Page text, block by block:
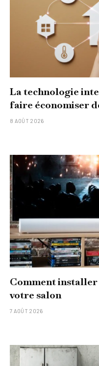
La technologie
faire économiser
8 AOÛT 2026
Comment installer
votre salon
7 AOÛT 2026